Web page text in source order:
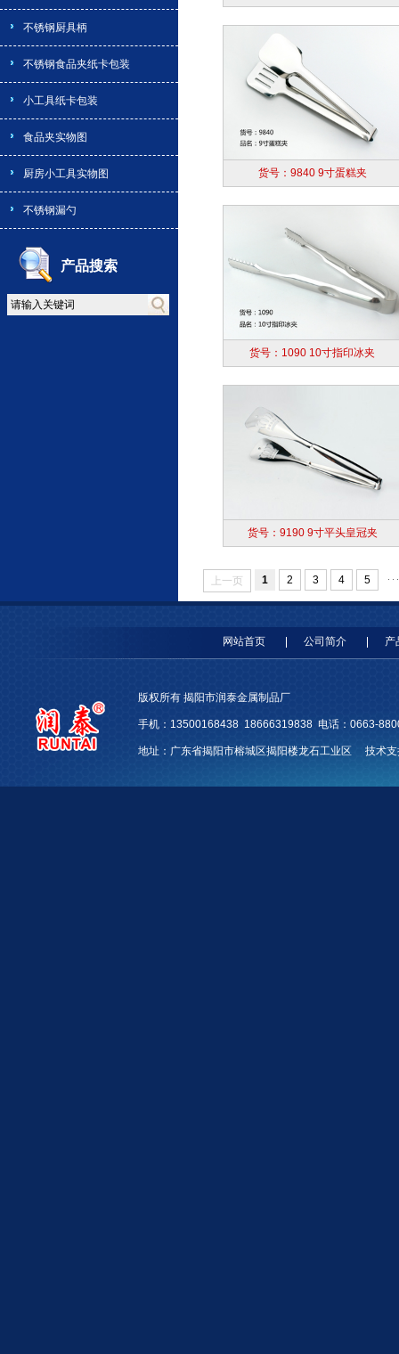
不锈钢厨具柄
不锈钢食品夹纸卡包装
小工具纸卡包装
食品夹实物图
厨房小工具实物图
不锈钢漏勺
产品搜索
货号：9840 9寸蛋糕夹
货号：1090 10寸指印冰夹
货号：9190 9寸平头皇冠夹
上一页 1 2 3 4 5
网站首页 公司简介 产
版权所有 揭阳市润泰金属制品厂
手机：13500168438 18666319838 电话：0663-
地址：广东省揭阳市榕城区揭阳楼龙石工业区 技术支